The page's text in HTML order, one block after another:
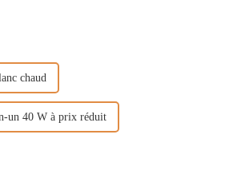
chaud
un 40 W à prix réduit